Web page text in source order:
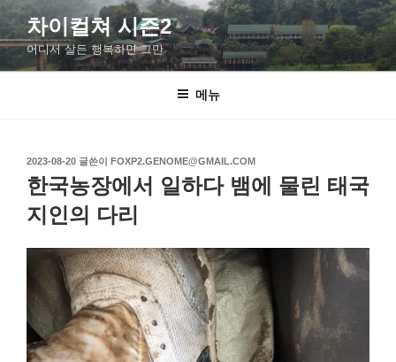
콘
텐
츠
로
차이컬쳐 시즌2
어디서 살든 행복하면 그만
메뉴
작
성
일
자
2023-08-20 글쓴이 FOXP2.GENOME@GMAIL.COM
한국농장에서 일하다 뱀에 물린 태국
지인의 다리